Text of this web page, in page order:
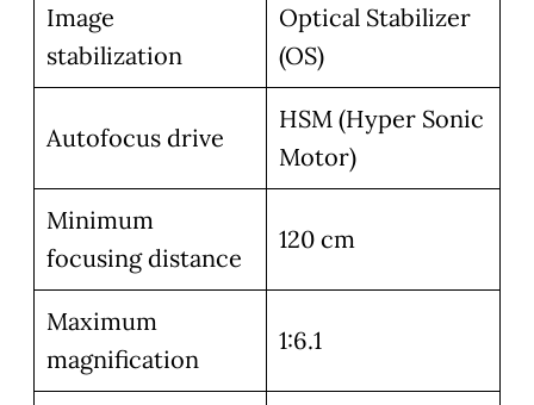
Image
stabilization
Optical Stabilizer
(OS)
Autofocus drive
HSM (Hyper Sonic
Motor)
Minimum
focusing distance
120 cm
Maximum
magnification
1:6.1